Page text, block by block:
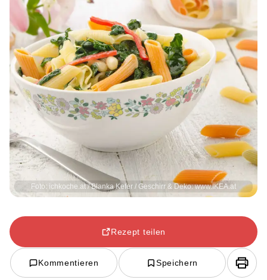
Foto: ichkoche.at / Blanka Kefer / Geschirr & Deko: www.IKEA.at
Rezept teilen
Kommentieren Speichern